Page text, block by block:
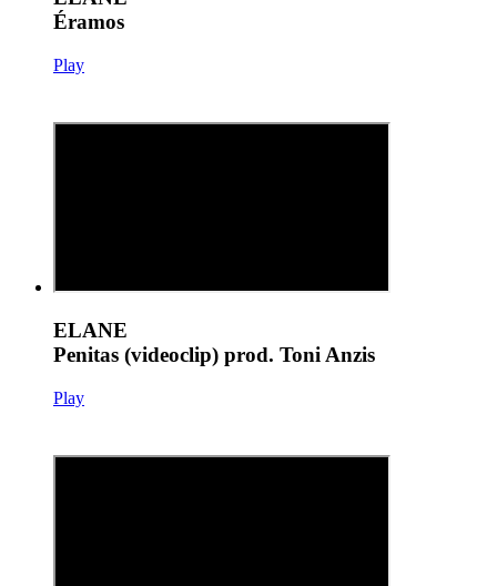
Éramos
Play
ELANE
Penitas (videoclip) prod. Toni Anzis
Play